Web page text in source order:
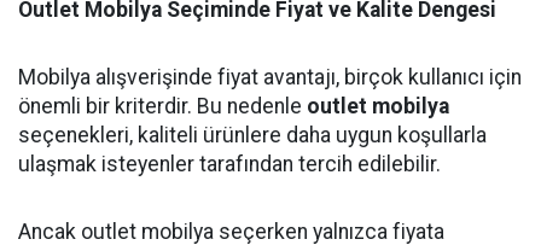
Outlet Mobilya Seçiminde Fiyat ve Kalite Dengesi
Mobilya alışverişinde fiyat avantajı, birçok kullanıcı için
önemli bir kriterdir. Bu nedenle outlet mobilya
seçenekleri, kaliteli ürünlere daha uygun koşullarla
ulaşmak isteyenler tarafından tercih edilebilir.
Ancak outlet mobilya seçerken yalnızca fiyata